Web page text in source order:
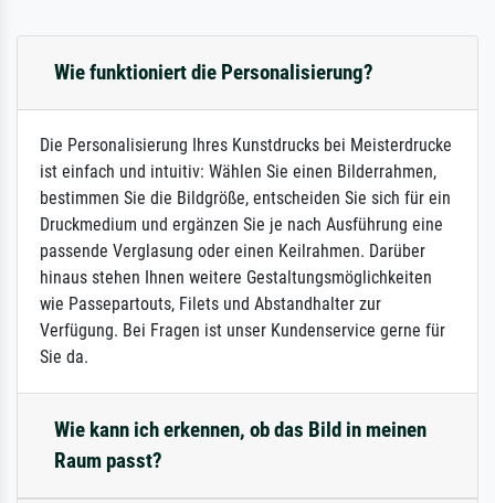
Wie funktioniert die Personalisierung?
Die Personalisierung Ihres Kunstdrucks bei Meisterdrucke
ist einfach und intuitiv: Wählen Sie einen Bilderrahmen,
bestimmen Sie die Bildgröße, entscheiden Sie sich für ein
Druckmedium und ergänzen Sie je nach Ausführung eine
passende Verglasung oder einen Keilrahmen. Darüber
hinaus stehen Ihnen weitere Gestaltungsmöglichkeiten
wie Passepartouts, Filets und Abstandhalter zur
Verfügung. Bei Fragen ist unser Kundenservice gerne für
Sie da.
Wie kann ich erkennen, ob das Bild in meinen
Raum passt?